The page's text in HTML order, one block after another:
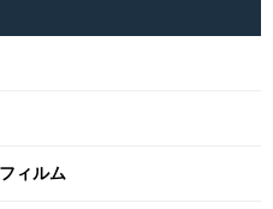
ィルム